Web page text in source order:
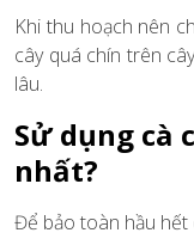
Khi thu hoạch nên
cây quá chín trên
lâu.
Sử dụng cà
nhất?
Để bảo toàn hầu hết